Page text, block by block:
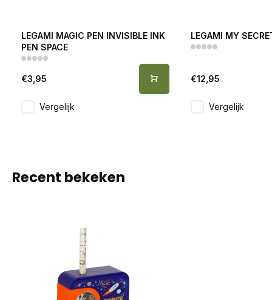
LEGAMI MAGIC PEN INVISIBLE INK
PEN SPACE
€3,95
Vergelijk
LEGAMI MY
€12,95
Vergelijk
Recent bekeken